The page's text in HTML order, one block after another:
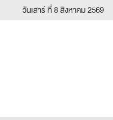
วันเสาร์ ที่ 8 สิงหาคม 2569